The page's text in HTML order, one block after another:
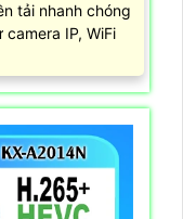
tải nhanh chóng
IP, WiFi